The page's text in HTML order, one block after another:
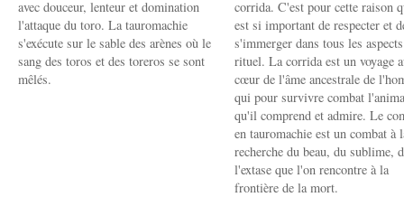
avec douceur, lenteur et domination
l'attaque du toro. La tauromachie
s'exécute sur le sable des arènes où le
sang des toros et des toreros se sont
mêlés.
corrida. C'est pour cette raison
est si important de respecter et
s'immerger dans tous les
rituel. La corrida est un voyage
cœur de l'âme ancestrale de
qui pour survivre combat
qu'il comprend et admire. Le
en tauromachie est un combat à
recherche du beau, du sublime,
l'extase que l'on rencontre à la
frontière de la mort.